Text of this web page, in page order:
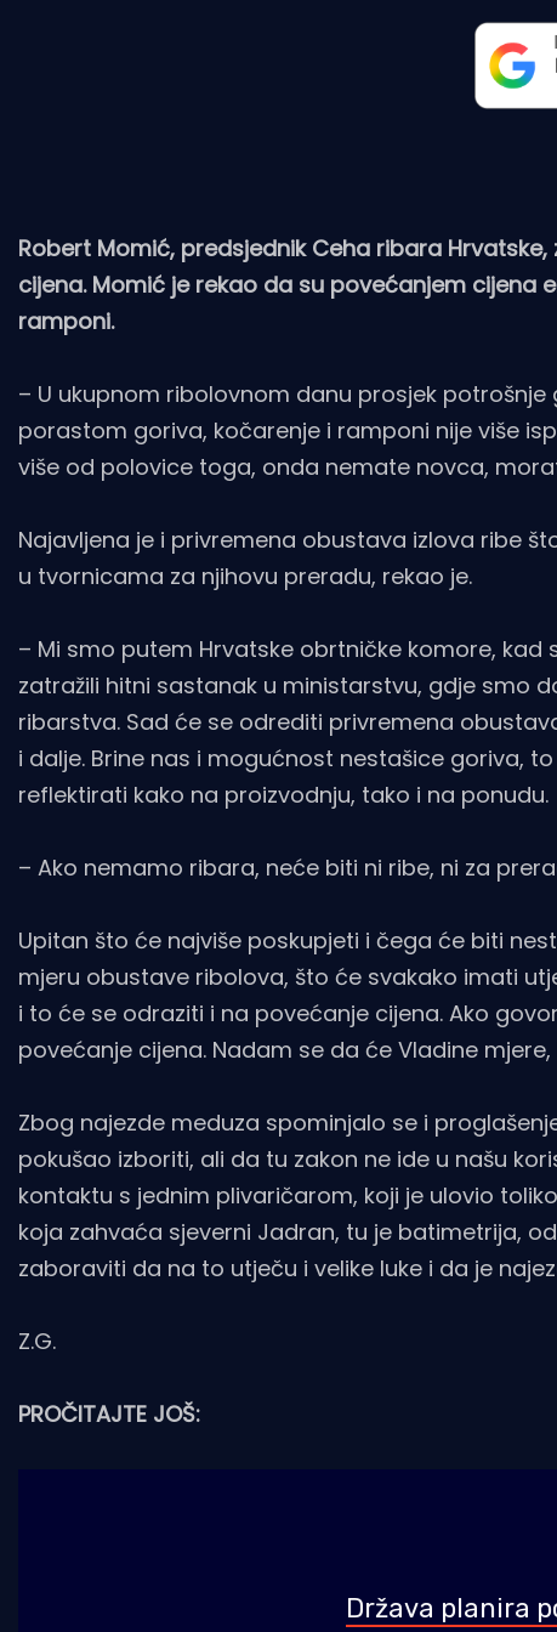
Robert Momić, predsjednik Ceha ribara Hrvatske,
cijena. Momić je rekao da su povećanjem
ramponi.
– U ukupnom ribolovnom danu prosjek
porastom goriva, kočarenje i ramponi nije više
više od polovice toga, onda nemate novca,
Najavljena je i privremena obustava izlova ribe
u tvornicama za njihovu preradu, rekao je.
– Mi smo putem Hrvatske obrtničke komore,
zatražili hitni sastanak u ministarstvu, gdje smo
ribarstva. Sad će se odrediti privremena
i dalje. Brine nas i mogućnost nestašice goriva,
reflektirati kako na proizvodnju, tako i na ponudu.
– Ako nemamo ribara, neće biti ni ribe, ni za
Upitan što će najviše poskupjeti i čega će biti
mjeru obustave ribolova, što će svakako imati
i to će se odraziti i na povećanje cijena. Ako
povećanje cijena. Nadam se da će Vladine
Zbog najezde meduza spominjalo se i
pokušao izboriti, ali da tu zakon ne ide u našu
kontaktu s jednim plivaričarom, koji je ulovio
koja zahvaća sjeverni Jadran, tu je batimetrija,
zaboraviti da na to utječu i velike luke i da je
Z.G.
PROČITAJTE JOŠ:
Država planira